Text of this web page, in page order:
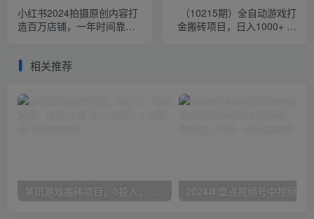
小红书2024拍摄原创内容打
造百万店铺，一年时间靠小
（10215期）全自动游戏打
金搬砖项目，日入1000+ 小
相关推荐